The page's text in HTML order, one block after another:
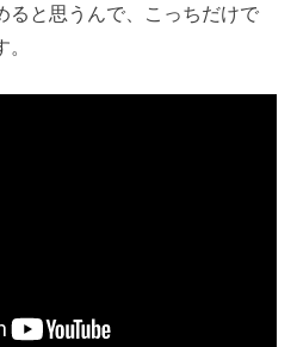
ると思うんで、こっちだけで